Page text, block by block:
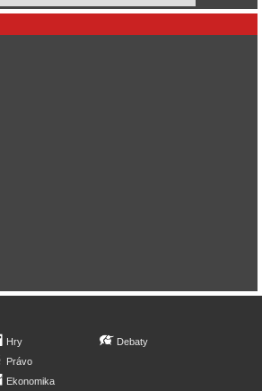
Hry
Právo
Ekonomika
Debaty